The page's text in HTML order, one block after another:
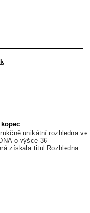
kopec
unikátní rozhledna ve
o výšce 36
získala titul Rozhledna